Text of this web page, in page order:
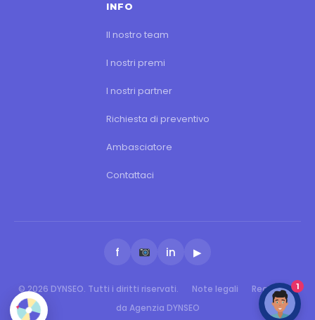
INFO
Il nostro team
I nostri premi
I nostri partner
Richiesta di preventivo
Ambasciatore
Contattaci
f in ▶
© 2026 DYNSEO. Tutti i diritti riservati. Note legali
Realizzato
da Agenzia DYNSEO
1